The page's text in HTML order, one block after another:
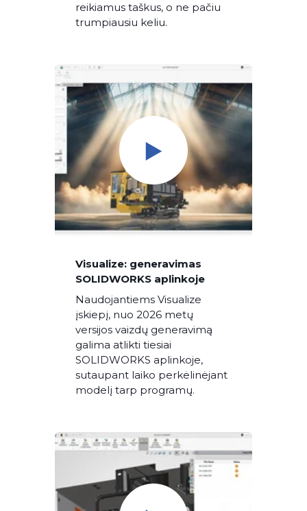
reikiamus taškus, o ne pačiu
trumpiausiu keliu.
Visualize: generavimas
SOLIDWORKS aplinkoje
Naudojantiems Visualize
įskiepį, nuo 2026 metų
versijos vaizdų generavimą
galima atlikti tiesiai
SOLIDWORKS aplinkoje,
sutaupant laiko perkėlinėjant
modelį tarp programų.